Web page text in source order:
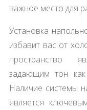
важное место для
Установка
избавит вас от
пространство
задающим тон
Наличие системы
является